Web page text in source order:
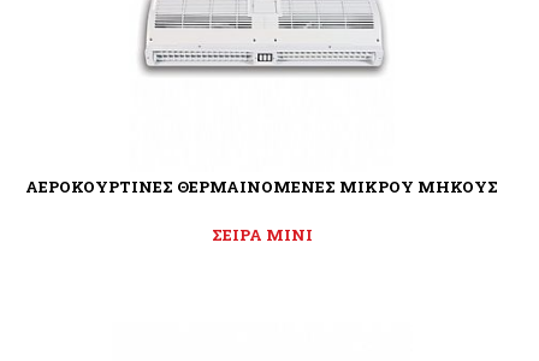
ΑΕΡΟΚΟΥΡΤΙΝΕΣ ΘΕΡΜΑΙΝΟΜΕΝΕΣ ΜΙΚΡΟΥ ΜΗΚΟΥΣ
ΣΕΙΡΑ ΜΙΝΙ